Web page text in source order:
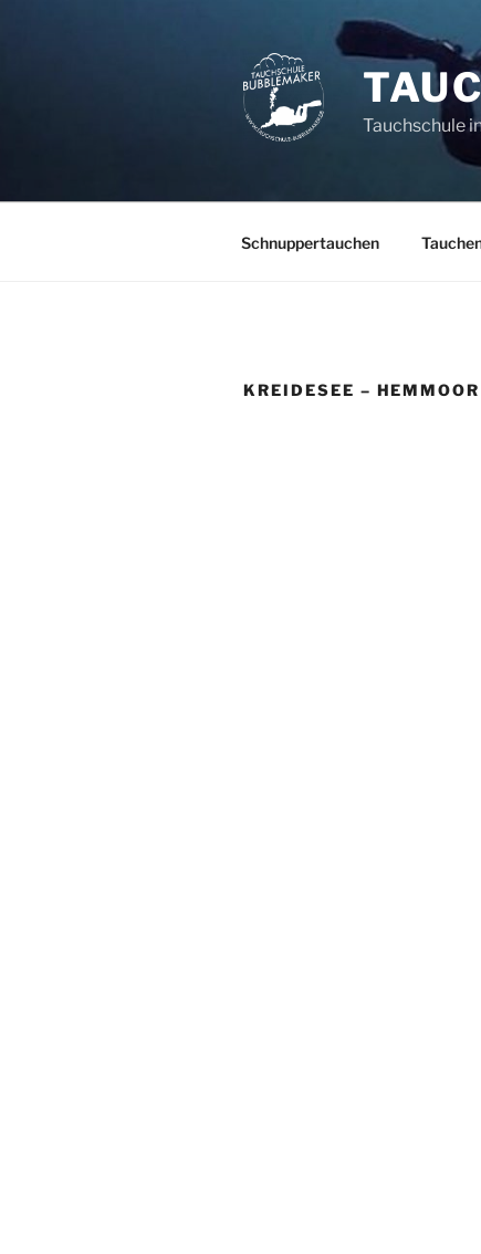
Tauchschule
Schnuppertauchen
KREIDESEE – HEMMOOR